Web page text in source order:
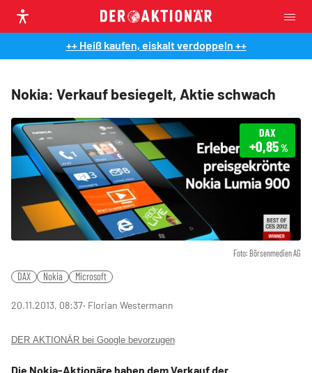
++ Heiß kaufen, eiskalt verdoppeln ++
Nokia: Verkauf besiegelt, Aktie schwach
Foto: Börsenmedien AG
DAX
+0,85%
DAX Nokia Microsoft
20.11.2013, 08:37‧ Florian Westermann
DER AKTIONÄR bei Google bevorzugen
Die Nokia-Aktionäre haben dem Verkauf der